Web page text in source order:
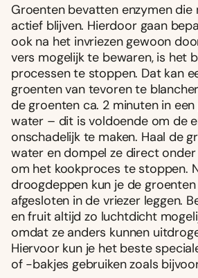
Groenten bevatten enzymen die
actief blijven. Hierdoor gaan
ook na het invriezen gewoon
vers mogelijk te bewaren, is het
processen te stoppen. Dat kan
groenten van tevoren te
de groenten ca. 2 minuten in
water – dit is voldoende om de
onschadelijk te maken. Haal de
water en dompel ze direct
om het kookproces te stoppen.
droogdeppen kun je de
afgesloten in de vriezer leggen.
en fruit altijd zo luchtdicht
omdat ze anders kunnen
Hiervoor kun je het beste
of -bakjes gebruiken zoals